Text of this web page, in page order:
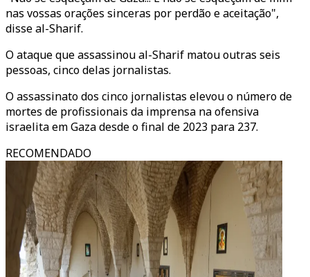
nas vossas orações sinceras por perdão e aceitação",
disse al-Sharif.
O ataque que assassinou al-Sharif matou outras seis
pessoas, cinco delas jornalistas.
O assassinato dos cinco jornalistas elevou o número de
mortes de profissionais da imprensa na ofensiva
israelita em Gaza desde o final de 2023 para 237.
RECOMENDADO